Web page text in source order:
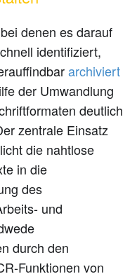
denen es darauf
identifiziert,
archiviert
der Umwandlung
deutlich
zentrale Einsatz
die nahtlose
in die
des
und
durch den
Funktionen von